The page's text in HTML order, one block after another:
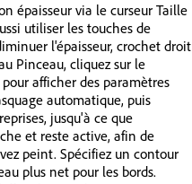
épaisseur via le curseur Taille
utiliser les touches de
l'épaisseur, crochet droit
Pinceau, cliquez sur le
afficher des paramètres
automatique, puis
jusqu'à ce que
et reste active, afin de
peint. Spécifiez un contour
plus net pour les bords.